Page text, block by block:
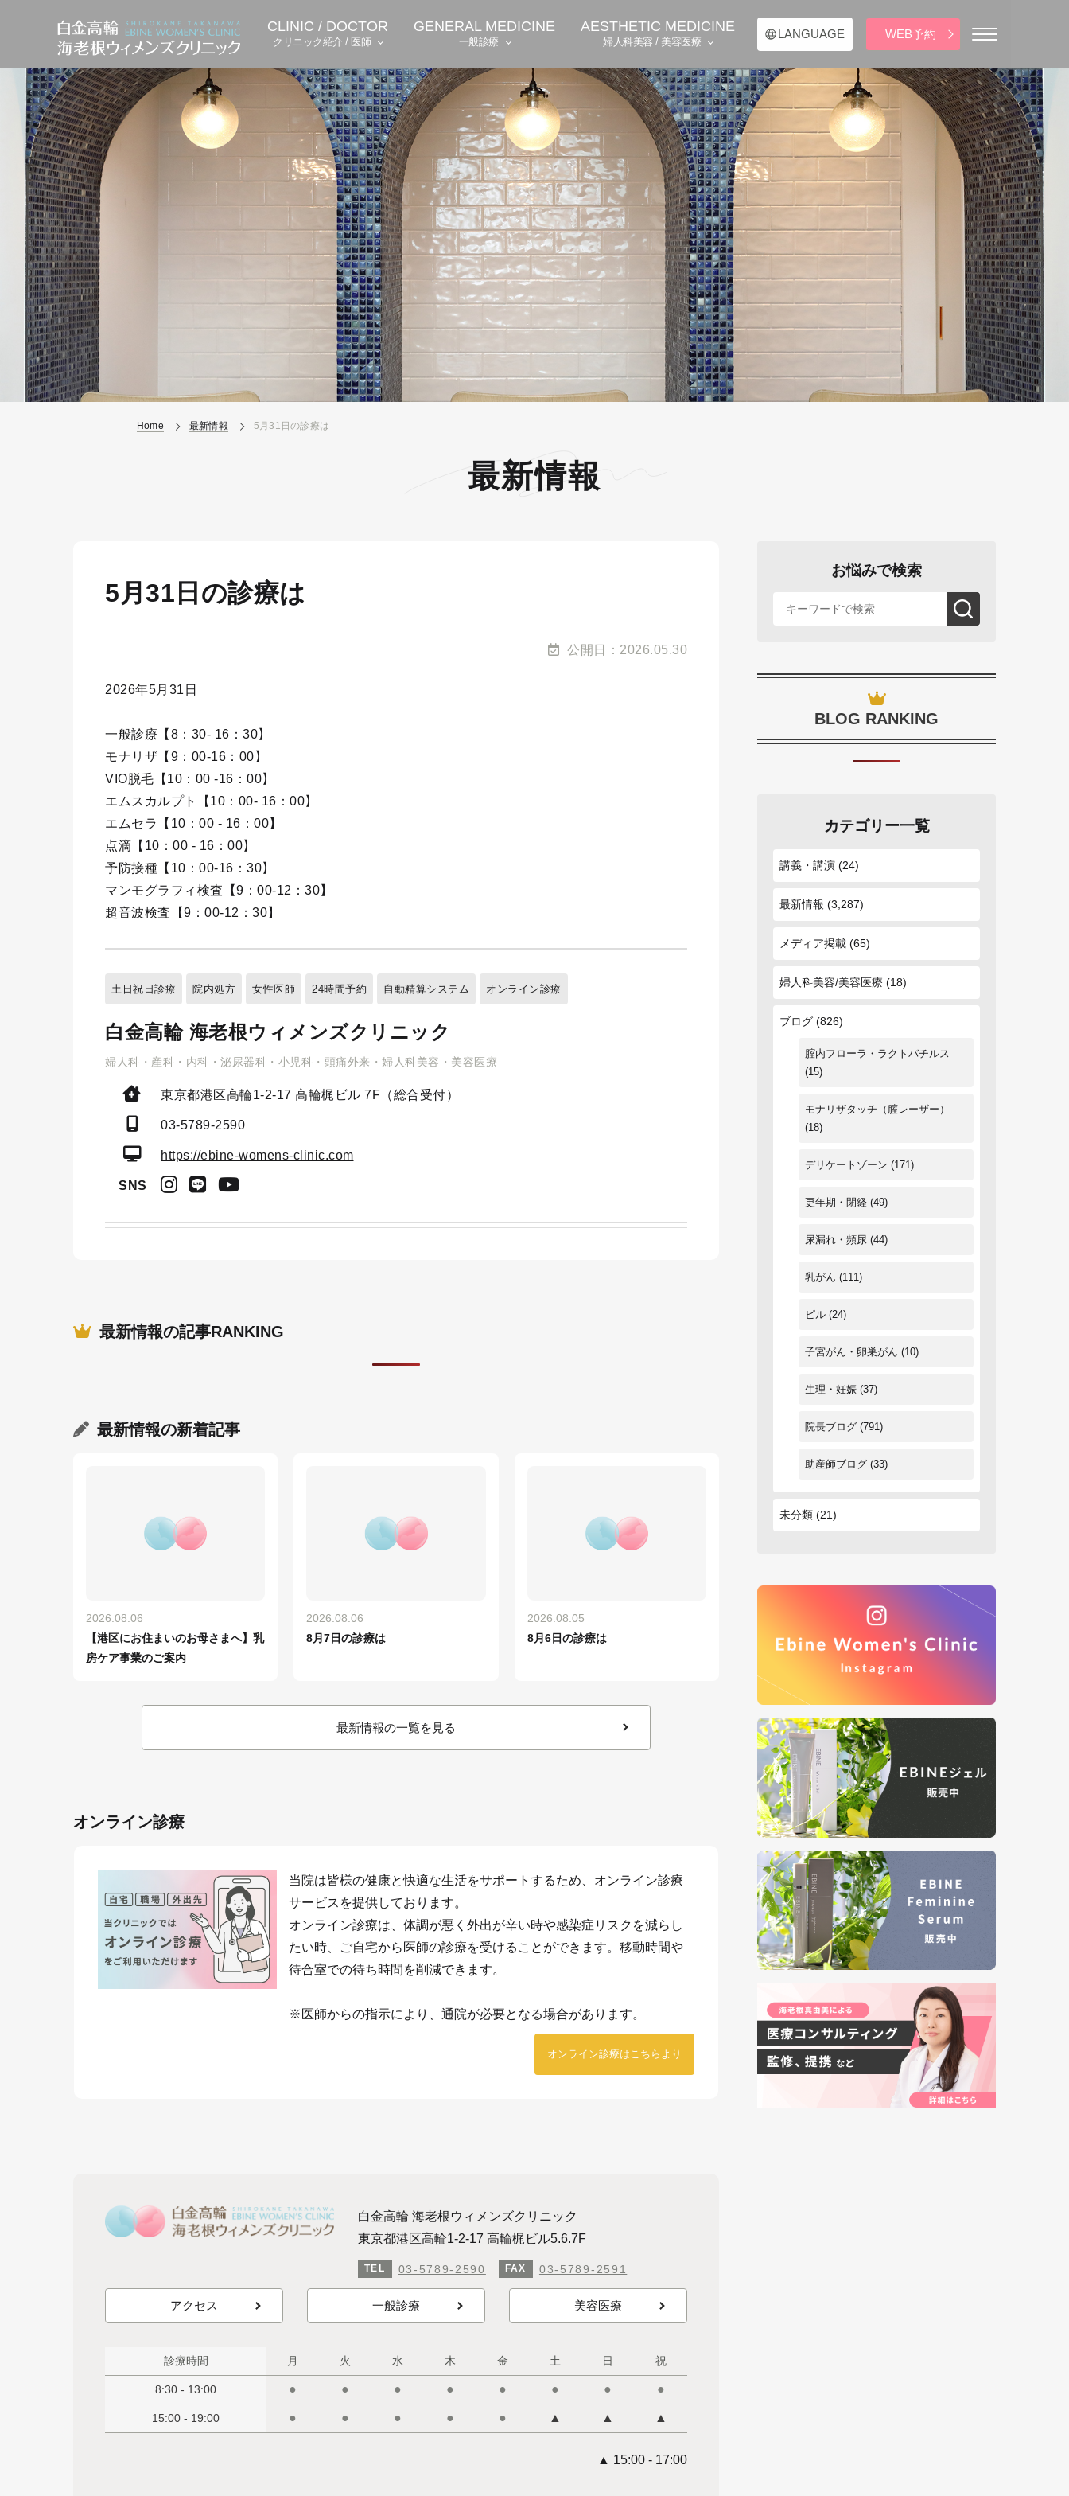
CLINIC / DOCTOR
クリニック紹介 / 医師
GENERAL MEDICINE
一般診療
AESTHETIC MEDICINE
婦人科美容 / 美容医療
LANGUAGE WEB予約
Home 最新情報 5月31日の診療は
最新情報
5月31日の診療は
公開日：2026.05.30
2026年5月31日
一般診療【8：30- 16：30】
モナリザ【9：00-16：00】
VIO脱毛【10：00 -16：00】
エムスカルプト【10：00- 16：00】
エムセラ【10：00 - 16：00】
点滴【10：00 - 16：00】
予防接種【10：00-16：30】
マンモグラフィ検査【9：00-12：30】
超音波検査【9：00-12：30】
土日祝日診療 院内処方 女性医師 24時間予約 自動精算システム オンライン診療
白金高輪 海老根ウィメンズクリニック
婦人科・産科・内科・泌尿器科・小児科・頭痛外来・婦人科美容・美容医療
東京都港区高輪1-2-17 高輪梶ビル 7F（総合受付）
03-5789-2590
https://ebine-womens-clinic.com
SNS
最新情報の記事RANKING
最新情報の新着記事
2026.08.06
【港区にお住まいのお母さまへ】乳
房ケア事業のご案内
2026.08.06
8月7日の診療は
2026.08.05
8月6日の診療は
最新情報の一覧を見る
オンライン診療
当院は皆様の健康と快適な生活をサポートするため、オンライン診療
サービスを提供しております。
オンライン診療は、体調が悪く外出が辛い時や感染症リスクを減らし
たい時、ご自宅から医師の診療を受けることができます。移動時間や
待合室での待ち時間を削減できます。
※医師からの指示により、通院が必要となる場合があります。
オンライン診療はこちらより
白金高輪 海老根ウィメンズクリニック
東京都港区高輪1-2-17 高輪梶ビル5.6.7F
TEL 03-5789-2590 FAX 03-5789-2591
アクセス 一般診療 美容医療
診療時間 月 火 水 木 金 土 日 祝
8:30 - 13:00 ● ● ● ● ● ● ● ●
15:00 - 19:00 ● ● ● ● ● ▲ ▲ ▲
▲ 15:00 - 17:00
お悩みで検索
BLOG RANKING
カテゴリー一覧
講義・講演 (24)
最新情報 (3,287)
メディア掲載 (65)
婦人科美容/美容医療 (18)
ブログ (826)
腟内フローラ・ラクトバチルス
(15)
モナリザタッチ（腟レーザー）
(18)
デリケートゾーン (171)
更年期・閉経 (49)
尿漏れ・頻尿 (44)
乳がん (111)
ピル (24)
子宮がん・卵巣がん (10)
生理・妊娠 (37)
院長ブログ (791)
助産師ブログ (33)
未分類 (21)